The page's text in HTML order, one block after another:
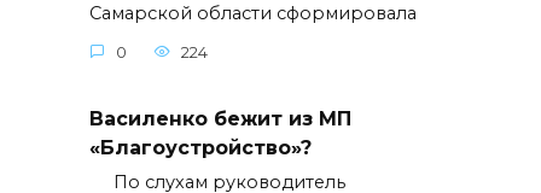
Самарской области сформировала
0 224
Василенко бежит из МП
«Благоустройство»?
По слухам руководитель